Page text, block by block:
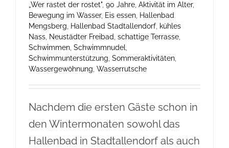
„Wer rastet der rostet", 90 Jahre, Aktivität im Alter,
Bewegung im Wasser, Eis essen, Hallenbad
Mengsberg, Hallenbad Stadtallendorf, kühles
Nass, Neustädter Freibad, schattige Terrasse,
Schwimmen, Schwimmnudel,
Schwimmunterstützung, Sommeraktivitäten,
Wassergewöhnung, Wasserrutsche
Nachdem die ersten Gäste schon in
den Wintermonaten sowohl das
Hallenbad in Stadtallendorf als auch